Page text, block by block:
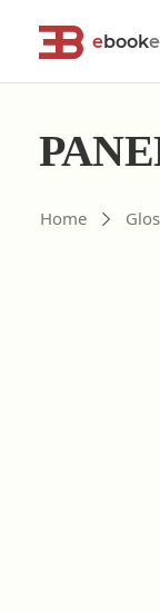
ebook
Cerca corsi
Home